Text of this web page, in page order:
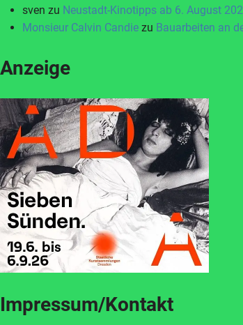
sven zu Neustadt-Kinotipps ab 6. August
Monsieur Calvin Candie zu Bauarbeiten an
Anzeige
Impressum/Kontakt